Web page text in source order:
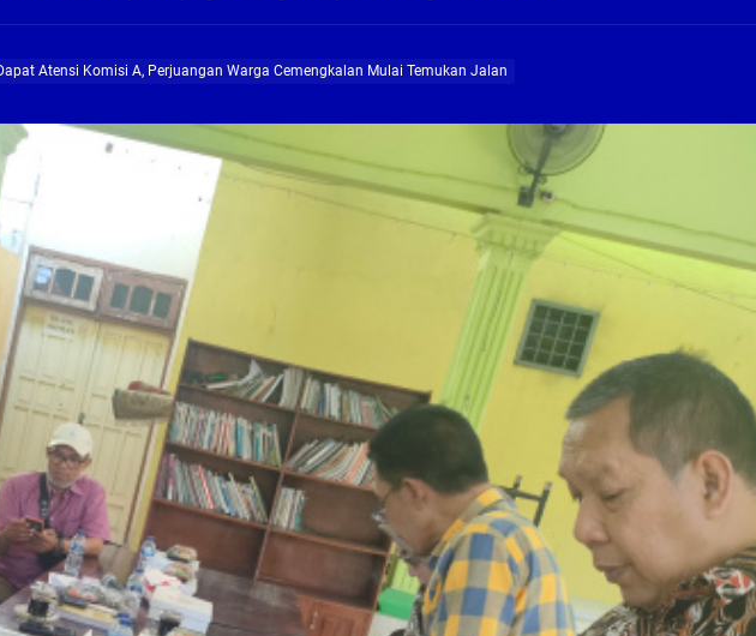
Miskin, Bupati Sidoarjo Masif Jalankan Program Rehab RTLH
Lahan Hampir Rampung, Pembangunan Fly over Gedangan Semakin Dekat
aduan warga, Komisi A cari solusi masalah warga Seketi dan Urangagung
Direksi Delta Tirta Yang Profesional Dan Kapabel, Komisi B Dua Kali Panggil Pansel Dan Minta Ada
Atensi Komisi A, Perjuangan Warga Cemengkalan Mulai Temukan Jalan